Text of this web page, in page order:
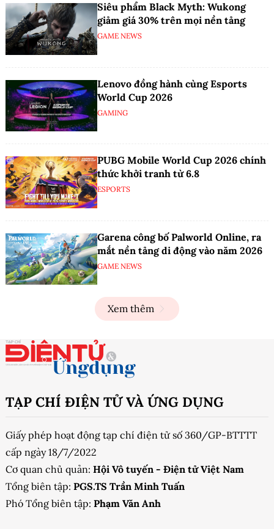
Siêu phẩm Black Myth: Wukong
giảm giá 30% trên mọi nền tảng
GAME NEWS
Lenovo đồng hành cùng Esports
World Cup 2026
GAMING
PUBG Mobile World Cup 2026 chính
thức khởi tranh từ 6.8
ESPORTS
Garena công bố Palworld Online, ra
mắt nền tảng di động vào năm 2026
GAME NEWS
Xem thêm
TẠP CHÍ ĐIỆN TỬ VÀ ỨNG DỤNG
Giấy phép hoạt động tạp chí điện tử số 360/GP-BTTTT
cấp ngày 18/7/2022
Cơ quan chủ quản: Hội Vô tuyến - Điện tử Việt Nam
Tổng biên tập: PGS.TS Trần Minh Tuấn
Phó Tổng biên tập: Phạm Văn Anh